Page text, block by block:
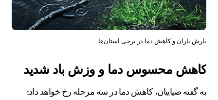
بارش باران و کاهش دما در برخی استان‌ها
کاهش محسوس دما و وزش باد شدید
به گفته ضیاییان، کاهش دما در سه مرحله رخ خواهد داد: